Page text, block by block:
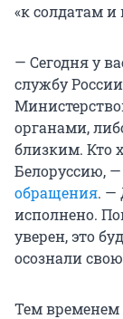
«к солдатам
— Сегодня у
службу
органами,
близким. Кто
Белоруссию, —
обращения. —
исполнено.
уверен, это
осознали
Тем временем